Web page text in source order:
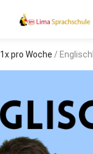
1x pro Woche /